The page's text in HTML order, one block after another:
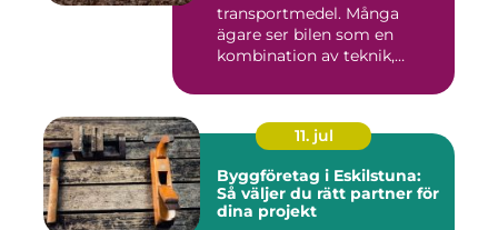
transportmedel. Många
ägare ser bilen som en
kombination av teknik,
11. jul
Byggföretag i Eskilstuna:
Så väljer du rätt partner för
dina projekt